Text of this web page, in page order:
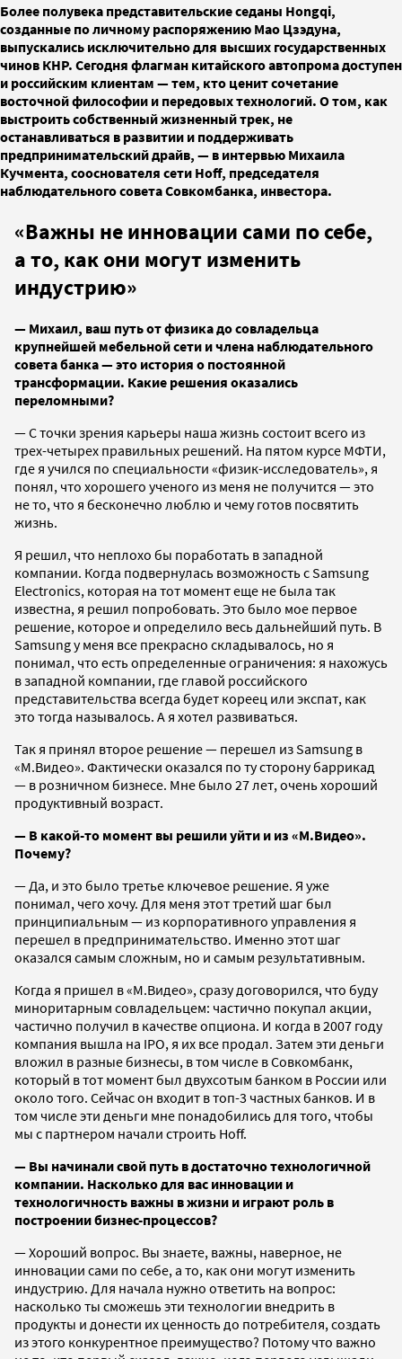
Более полувека представительские седаны Hongqi,
созданные по личному распоряжению Мао Цзэдуна,
выпускались исключительно для высших государственных
чинов КНР. Сегодня флагман китайского автопрома доступен
и российским клиентам — тем, кто ценит сочетание
восточной философии и передовых технологий. О том, как
выстроить собственный жизненный трек, не
останавливаться в развитии и поддерживать
предпринимательский драйв, — в интервью Михаила
Кучмента, сооснователя сети Hoff, председателя
наблюдательного совета Совкомбанка, инвестора.
«Важны не инновации сами по себе,
а то, как они могут изменить
индустрию»
— Михаил, ваш путь от физика до совладельца
крупнейшей мебельной сети и члена наблюдательного
совета банка — это история о постоянной
трансформации. Какие решения оказались
переломными?
— С точки зрения карьеры наша жизнь состоит всего из
трех-четырех правильных решений. На пятом курсе МФТИ,
где я учился по специальности «физик-исследователь», я
понял, что хорошего ученого из меня не получится — это
не то, что я бесконечно люблю и чему готов посвятить
жизнь.
Я решил, что неплохо бы поработать в западной
компании. Когда подвернулась возможность с Samsung
Electronics, которая на тот момент еще не была так
известна, я решил попробовать. Это было мое первое
решение, которое и определило весь дальнейший путь. В
Samsung у меня все прекрасно складывалось, но я
понимал, что есть определенные ограничения: я нахожусь
в западной компании, где главой российского
представительства всегда будет кореец или экспат, как
это тогда называлось. А я хотел развиваться.
Так я принял второе решение — перешел из Samsung в
«М.Видео». Фактически оказался по ту сторону баррикад
— в розничном бизнесе. Мне было 27 лет, очень хороший
продуктивный возраст.
— В какой-то момент вы решили уйти и из «М.Видео».
Почему?
— Да, и это было третье ключевое решение. Я уже
понимал, чего хочу. Для меня этот третий шаг был
принципиальным — из корпоративного управления я
перешел в предпринимательство. Именно этот шаг
оказался самым сложным, но и самым результативным.
Когда я пришел в «М.Видео», сразу договорился, что буду
миноритарным совладельцем: частично покупал акции,
частично получил в качестве опциона. И когда в 2007 году
компания вышла на IPO, я их все продал. Затем эти деньги
вложил в разные бизнесы, в том числе в Совкомбанк,
который в тот момент был двухсотым банком в России или
около того. Сейчас он входит в топ-3 частных банков. И в
том числе эти деньги мне понадобились для того, чтобы
мы с партнером начали строить Hoff.
— Вы начинали свой путь в достаточно технологичной
компании. Насколько для вас инновации и
технологичность важны в жизни и играют роль в
построении бизнес-процессов?
— Хороший вопрос. Вы знаете, важны, наверное, не
инновации сами по себе, а то, как они могут изменить
индустрию. Для начала нужно ответить на вопрос:
насколько ты сможешь эти технологии внедрить в
продукты и донести их ценность до потребителя, создать
из этого конкурентное преимущество? Потому что важно